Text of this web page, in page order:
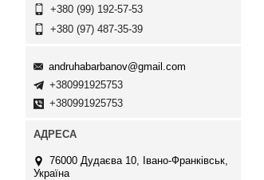
+380 (99) 192-57-53
+380 (97) 487-35-39
andruhabarbanov@gmail.com
+380991925753
+380991925753
76000 Дудаєва 10, Івано-Франківськ,
Україна